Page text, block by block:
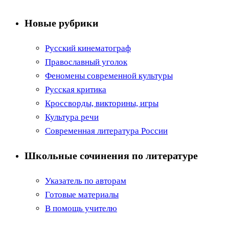
Новые рубрики
Русский кинематограф
Православный уголок
Феномены современной культуры
Русская критика
Кроссворды, викторины, игры
Культура речи
Современная литература России
Школьные сочинения по литературе
Указатель по авторам
Готовые материалы
В помощь учителю